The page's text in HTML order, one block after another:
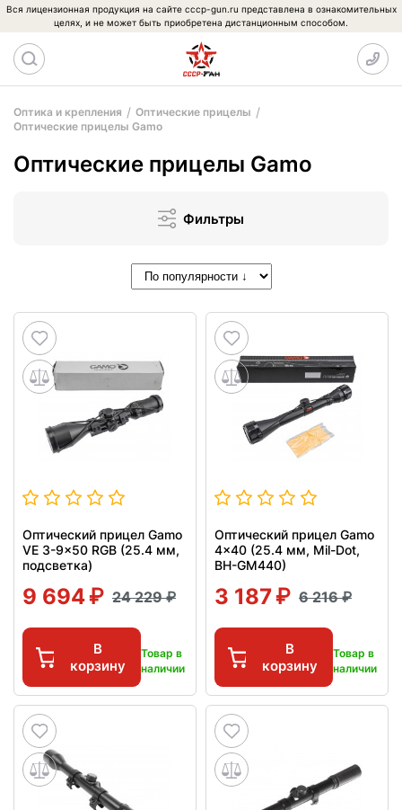
Вся лицензионная продукция на сайте cccp-gun.ru представлена в ознакомительных
целях, и не может быть приобретена дистанционным способом.
Оптика и крепления
Оптические прицелы
Оптические прицелы Gamo
Оптические прицелы Gamo
Фильтры
Оптический прицел Gamo
VE 3-9x50 RGB (25.4 мм,
подсветка)
9 694 24 229
В
корзину
Товар в
наличии
Оптический прицел Gamo
4x40 (25.4 мм, Mil-Dot,
BH-GM440)
3 187 6 216
В
корзину
Товар в
наличии